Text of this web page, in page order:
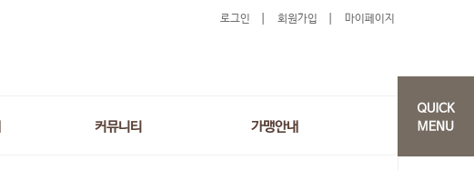
로그인 회원가입 마이페이지
커뮤니티 가맹안내